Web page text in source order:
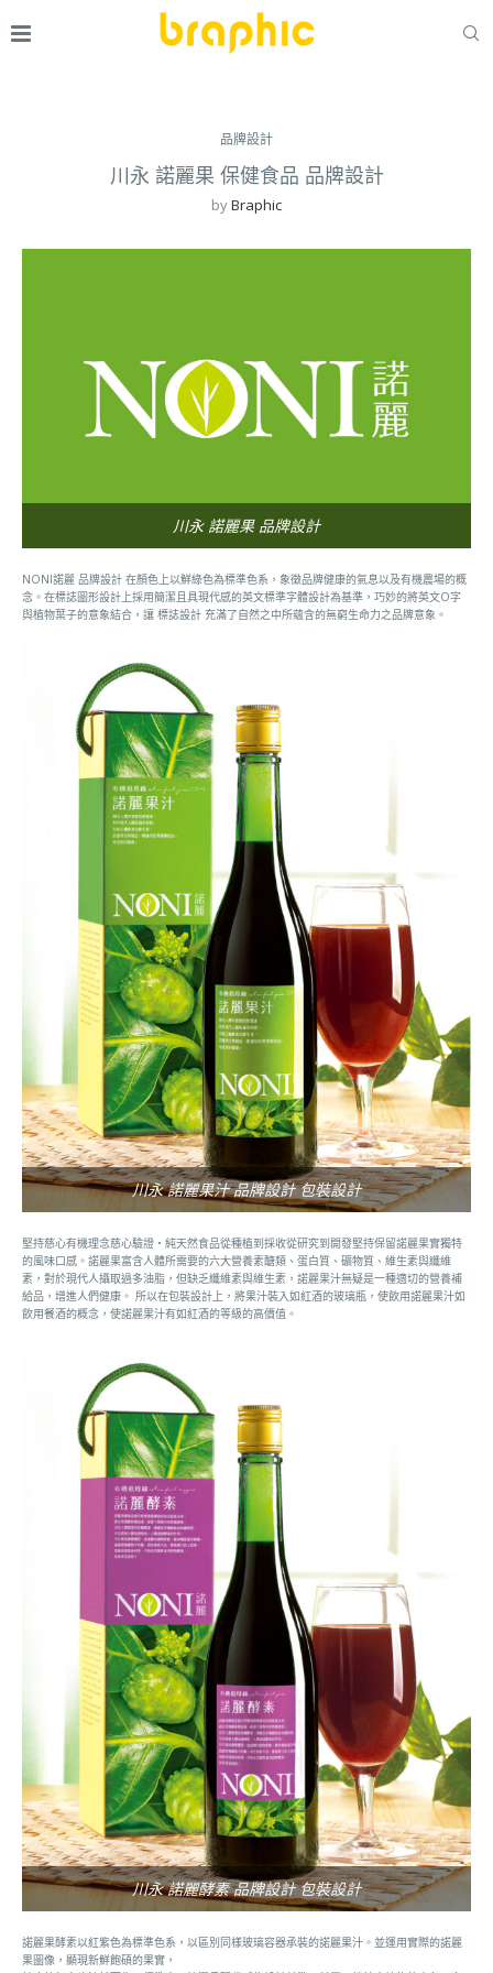
品牌設計
川永 諾麗果 保健食品 品牌設計
byBraphic
川永 諾麗果 品牌設計
NONI諾麗 品牌設計 在顏色上以鮮綠色為標準色系，象徵品牌健康的氣息以及有機農場的概
念。在標誌圖形設計上採用簡潔且具現代感的英文標準字體設計為基準，巧妙的將英文O字
與植物葉子的意象結合，讓 標誌設計 充滿了自然之中所蘊含的無窮生命力之品牌意象。
川永 諾麗果汁 品牌設計 包裝設計
堅持慈心有機理念慈心驗證‧純天然食品從種植到採收從研究到開發堅持保留諾麗果實獨特
的風味口感。諾麗果富含人體所需要的六大營養素醣類、蛋白質、礦物質、維生素與纖維
素，對於現代人攝取過多油脂，但缺乏纖維素與維生素，諾麗果汁無疑是一種適切的營養補
給品，增進人們健康。 所以在包裝設計上，將果汁裝入如紅酒的玻璃瓶，使飲用諾麗果汁如
飲用餐酒的概念，使諾麗果汁有如紅酒的等級的高價值。
川永 諾麗酵素 品牌設計 包裝設計
諾麗果酵素以紅紫色為標準色系，以區別同樣玻璃容器承裝的諾麗果汁。並運用實際的諾麗
果圖像，顯現新鮮飽碩的果實，